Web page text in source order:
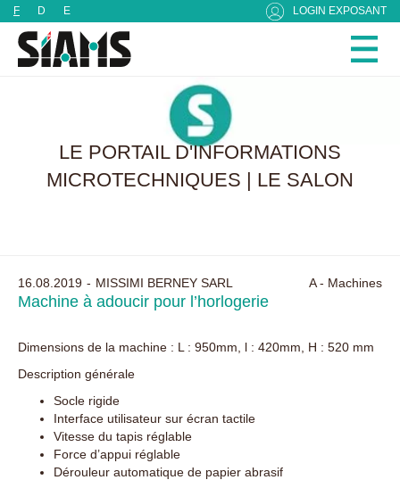
F D E LOGIN EXPOSANT
LE PORTAIL D'INFORMATIONS
MICROTECHNIQUES | LE SALON
16.08.2019 MISSIMI BERNEY SARL A - Machines
Machine à adoucir pour l’horlogerie
Dimensions de la machine : L : 950mm, l : 420mm, H : 520 mm
Description générale
Socle rigide
Interface utilisateur sur écran tactile
Vitesse du tapis réglable
Force d’appui réglable
Dérouleur automatique de papier abrasif
Panneau de gestion des cookies